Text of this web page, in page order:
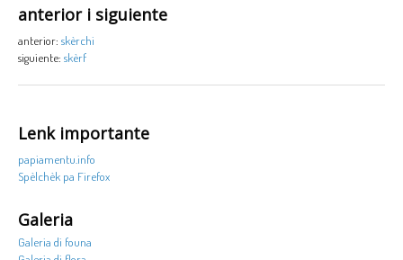
anterior i siguiente
anterior: skèrchi
siguiente: skèrf
Lenk importante
papiamentu.info
Spèlchèk pa Firefox
Galeria
Galeria di founa